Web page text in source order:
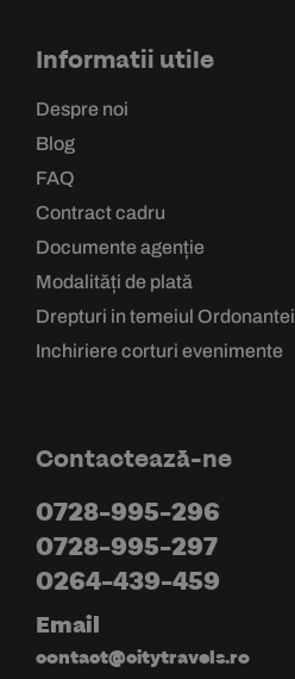
Informatii utile
Despre noi
Blog
FAQ
Contract cadru
Documente agenție
Modalități de plată
Drepturi in temeiul
Inchiriere corturi evenimente
Contactează-ne
0728-995-296
0728-995-297
0264-439-459
Email
contact@citytravels.ro